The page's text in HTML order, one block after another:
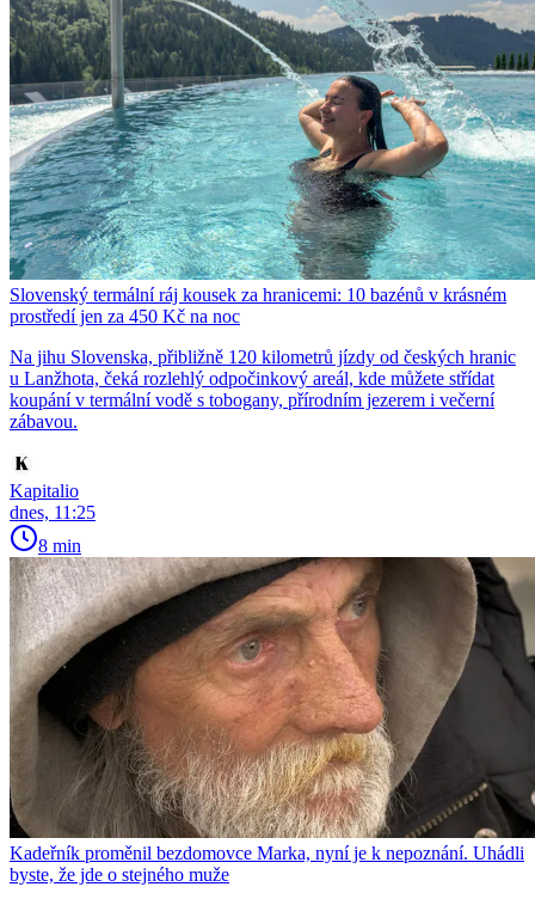
Slovenský termální ráj kousek za hranicemi: 10 bazénů v krásném
prostředí jen za 450 Kč na noc
Na jihu Slovenska, přibližně 120 kilometrů jízdy od českých hranic
u Lanžhota, čeká rozlehlý odpočinkový areál, kde můžete střídat
koupání v termální vodě s tobogany, přírodním jezerem i večerní
zábavou.
Kapitalio
dnes, 11:25
8 min
Kadeřník proměnil bezdomovce Marka, nyní je k nepoznání. Uhádli
byste, že jde o stejného muže